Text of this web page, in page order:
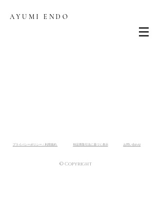
AYUMI ENDO
プライバシーポリシー / 利用規約 ​特定商取引法に基づく表示 お問い合わせ
© Copyright